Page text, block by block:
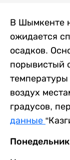
В Шымкенте
ожидается
осадков.
порывистый
температуры
воздух
градусов,
данные